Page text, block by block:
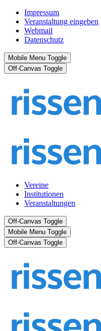
Impressum
Veranstaltung eingeben
Webmail
Datenschutz
Mobile Menu Toggle
Off-Canvas Toggle
Vereine
Institutionen
Veranstaltungen
Off-Canvas Toggle
Mobile Menu Toggle
Off-Canvas Toggle